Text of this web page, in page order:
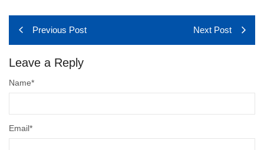
Previous Post Next Post
Leave a Reply
Name*
Email*